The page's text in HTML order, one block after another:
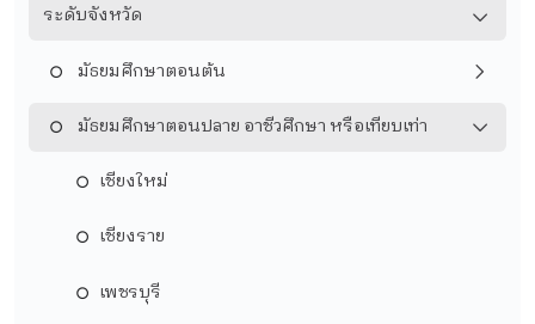
ระดับจังหวัด
มัธยมศึกษาตอนต้น
มัธยมศึกษาตอนปลาย อาชีวศึกษา หรือเทียบเท่า
เชียงใหม่
เชียงราย
เพชรบุรี